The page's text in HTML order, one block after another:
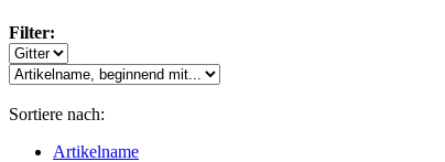
Filter:
Sortiere nach:
Artikelname